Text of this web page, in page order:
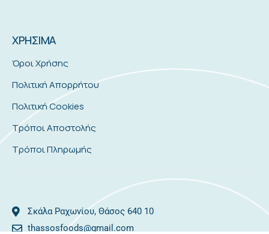
ΧΡΗΣΙΜΑ
Όροι Χρήσης
Πολιτική Απορρήτου
Πολιτική Cookies
Τρόποι Αποστολής
Τρόποι Πληρωμής
Σκάλα Ραχωνίου, Θάσος 640 10
thassosfoods@gmail.com